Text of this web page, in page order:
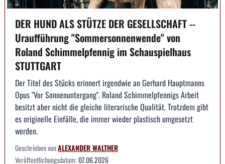
DER HUND ALS STÜTZE DER GESELLSCHAFT --
Uraufführung "Sommersonnenwende" von
Roland Schimmelpfennig im Schauspielhaus
STUTTGART
Der Titel des Stücks erinnert irgendwie an Gerhard Hauptmanns
Opus "Vor Sonnenuntergang". Roland Schimmelpfennigs Arbeit
besitzt aber nicht die gleiche literarische Qualität. Trotzdem gibt
es originelle Einfälle, die immer wieder plastisch umgesetzt
werden.
Geschrieben vonALEXANDER WALTHER
Veröffentlichungsdatum:07.06.2026